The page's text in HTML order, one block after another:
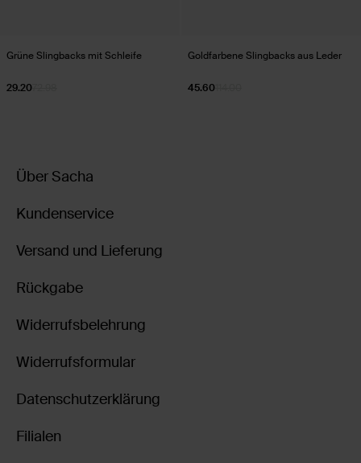
Grüne Slingbacks mit Schleife
29.20
Goldfarbene Slingbacks aus Leder
45.60
Über Sacha
Kundenservice
Versand und Lieferung
Rückgabe
Widerrufsbelehrung
Widerrufsformular
Datenschutzerklärung
Filialen